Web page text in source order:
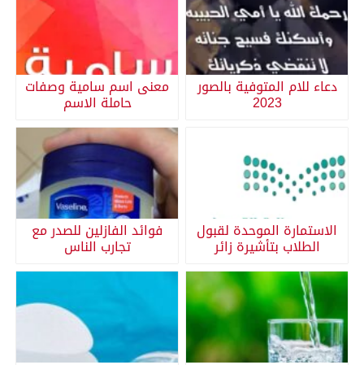
دعاء للام المتوفية بالصور
2023
معنى اسم سامية وصفات
حاملة الاسم
الاستمارة الموحدة لقبول
الطلاب بتأشيرة زائر
فوائد الفازلين للصدر مع
تجارب الناس